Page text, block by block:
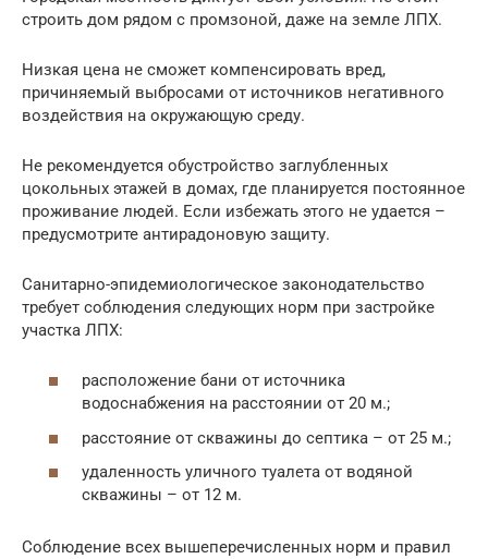
строить дом рядом с промзоной, даже на земле ЛПХ.
Низкая цена не сможет компенсировать вред,
причиняемый выбросами от источников негативного
воздействия на окружающую среду.
Не рекомендуется обустройство заглубленных
цокольных этажей в домах, где планируется постоянное
проживание людей. Если избежать этого не удается –
предусмотрите антирадоновую защиту.
Санитарно-эпидемиологическое законодательство
требует соблюдения следующих норм при застройке
участка ЛПХ:
расположение бани от источника
водоснабжения на расстоянии от 20 м.;
расстояние от скважины до септика – от 25 м.;
удаленность уличного туалета от водяной
скважины – от 12 м.
Соблюдение всех вышеперечисленных норм и правил